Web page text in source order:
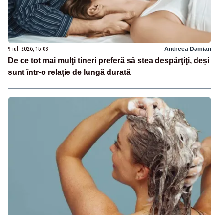
9 iul. 2026, 15:03 Andreea Damian
De ce tot mai mulţi tineri preferă să stea despărţiţi, deși
sunt într-o relație de lungă durată